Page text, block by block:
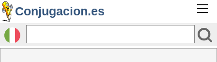
Conjugacion.es